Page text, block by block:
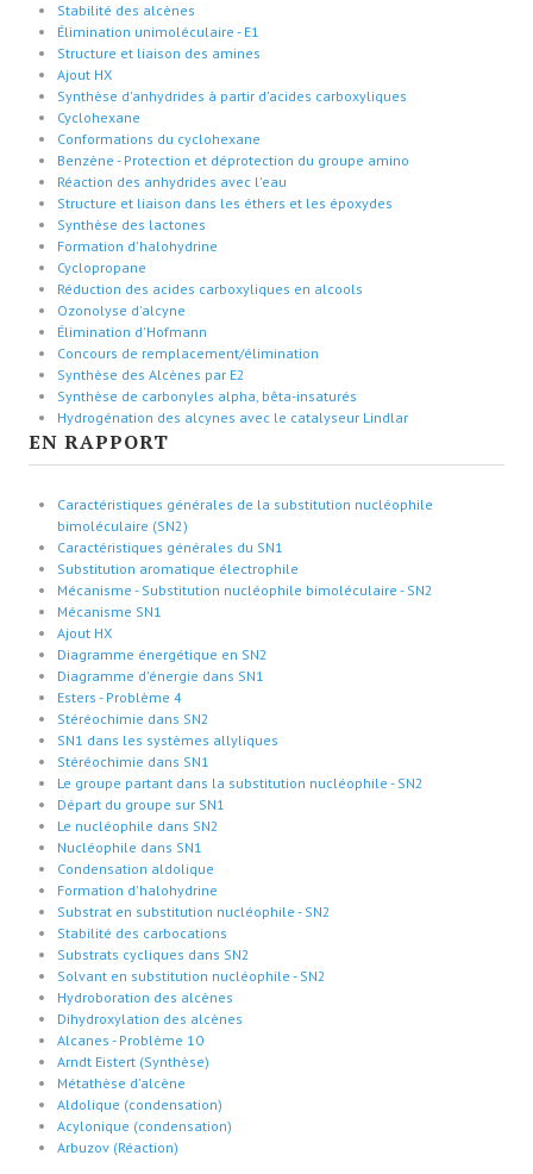
Stabilité des alcènes
Élimination unimoléculaire - E1
Structure et liaison des amines
Ajout HX
Synthèse d'anhydrides à partir d'acides carboxyliques
Cyclohexane
Conformations du cyclohexane
Benzène - Protection et déprotection du groupe amino
Réaction des anhydrides avec l'eau
Structure et liaison dans les éthers et les époxydes
Synthèse des lactones
Formation d'halohydrine
Cyclopropane
Réduction des acides carboxyliques en alcools
Ozonolyse d'alcyne
Élimination d'Hofmann
Concours de remplacement/élimination
Synthèse des Alcènes par E2
Synthèse de carbonyles alpha, bêta-insaturés
Hydrogénation des alcynes avec le catalyseur Lindlar
EN RAPPORT
Caractéristiques générales de la substitution nucléophile
bimoléculaire (SN2)
Caractéristiques générales du SN1
Substitution aromatique électrophile
Mécanisme - Substitution nucléophile bimoléculaire - SN2
Mécanisme SN1
Ajout HX
Diagramme énergétique en SN2
Diagramme d'énergie dans SN1
Esters - Problème 4
Stéréochimie dans SN2
SN1 dans les systèmes allyliques
Stéréochimie dans SN1
Le groupe partant dans la substitution nucléophile - SN2
Départ du groupe sur SN1
Le nucléophile dans SN2
Nucléophile dans SN1
Condensation aldolique
Formation d'halohydrine
Substrat en substitution nucléophile - SN2
Stabilité des carbocations
Substrats cycliques dans SN2
Solvant en substitution nucléophile - SN2
Hydroboration des alcènes
Dihydroxylation des alcènes
Alcanes - Problème 10
Arndt Eistert (Synthèse)
Métathèse d'alcène
Aldolique (condensation)
Acylonique (condensation)
Arbuzov (Réaction)